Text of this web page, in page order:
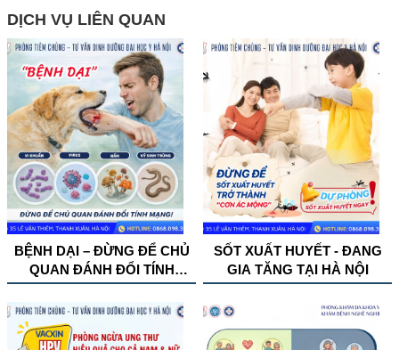
DỊCH VỤ LIÊN QUAN
BỆNH DẠI – ĐỪNG ĐỂ CHỦ
QUAN ĐÁNH ĐỔI TÍNH
MẠNG!
SỐT XUẤT HUYẾT - ĐANG
GIA TĂNG TẠI HÀ NỘI